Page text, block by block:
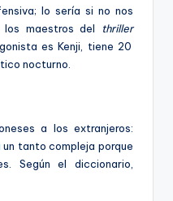
lo sería si no nos
los maestros del
thriller
es Kenji, tiene 20
nocturno.
a los extranjeros:
tanto compleja porque
Según el diccionario,